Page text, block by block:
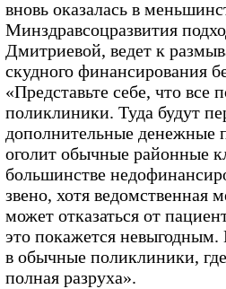
вновь оказалась в
Минздравсоцразвития
Дмитриевой, ведет к
скудного финансирования
«Представьте себе, что все
поликлиники. Туда будут
дополнительные денежные
оголит обычные районные
большинстве
звено, хотя
может отказаться от
это покажется
в обычные поликлиники,
полная разруха».